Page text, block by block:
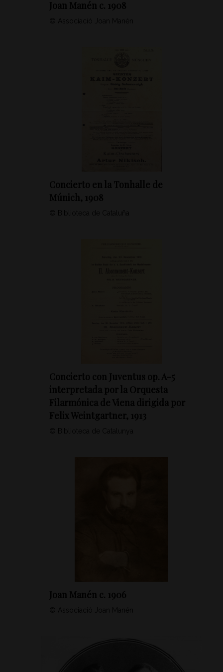
Joan Manén c. 1908
© Associació Joan Manén
Concierto en la Tonhalle de
Múnich, 1908
© Biblioteca de Cataluña
Concierto con Juventus op. A-5
interpretada por la Orquesta
Filarmónica de Viena dirigida por
Felix Weintgartner, 1913
© Biblioteca de Catalunya
Joan Manén c. 1906
© Associació Joan Manén